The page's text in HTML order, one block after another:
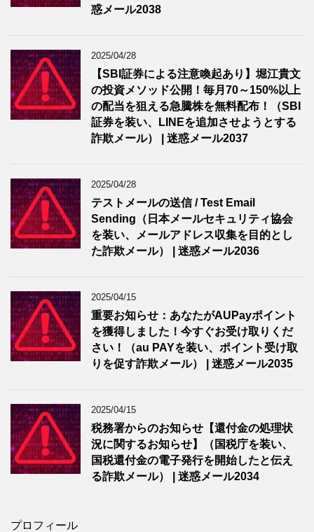
惑メール2038
2025/04/28
【SBI証券による注意喚起あり】堀江貴文
の投資メソッド公開！毎月70～150%以上
の配当を狙える急騰株を無料配布！（SBI
証券を装い、LINEを追加させようとする
詐欺メール） | 迷惑メール2037
2025/04/28
テストメールの送信 / Test Email
Sending（日本メールセキュリティ協会
を装い、メールアドレス収集を目的とし
た詐欺メール） | 迷惑メール2036
2025/04/15
重要お知らせ：あなたがAUPayポイント
を獲得しました！今すぐお受け取りくだ
さい！（au PAYを装い、ポイント受け取
りを促す詐欺メール） | 迷惑メール2035
2025/04/15
税務署からのお知らせ【還付金の処理状
況に関するお知らせ】（国税庁を装い、
国税還付金の電子発行を開始したと伝え
る詐欺メール） | 迷惑メール2034
プロフィール